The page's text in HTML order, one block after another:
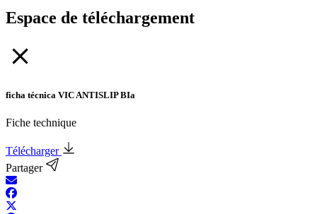
Espace de téléchargement
ficha técnica VIC ANTISLIP BIa
Fiche technique
Télécharger
Partager